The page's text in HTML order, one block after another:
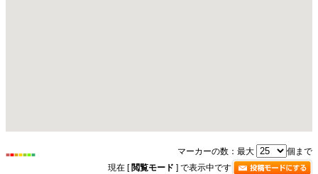
■■■■■■■ マーカーの数：最大
個まで
現在 [ 閲覧モード ] で表示中です